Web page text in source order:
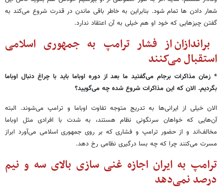
شعار دادن ها تمام شود. بنابراین به خاطر باقی ماندن در قدرت شروع می‌کند به
گفتن چیزهایی که خود او هم خیلی به آن اعتقاد ندارد.
براندازان از فشار ترامپ به جمهوری اسلامی
استقبال می‌کنند
* زمان مذاکرات برجام می‌گفتید ما بعد از دوره اوباما باید با چراغ دنبال اوباما
بگردیم. الان که این مذاکرات شروع شده چه می‌گویید؟
الان خیلی‌ از ایرانی‌ها به تدریج متوجه تفاوت اوباما و ترامپ می‌شوند. البته
آن‌هایی که خواهان سرنگونی نظام هستند، به شدت با افرادی مثل اوباما
مخالف‌اند و از حضور ترامپ و فشاری که بر روی جمهوری اسلامی می‌آورد ابراز
مسرت می‌کنند چرا که چه بسا درگیری نظامی رخ دهد.
ترامپ به ایران اجازه غنی سازی بالای سه و نیم
درصد نمی‌دهد